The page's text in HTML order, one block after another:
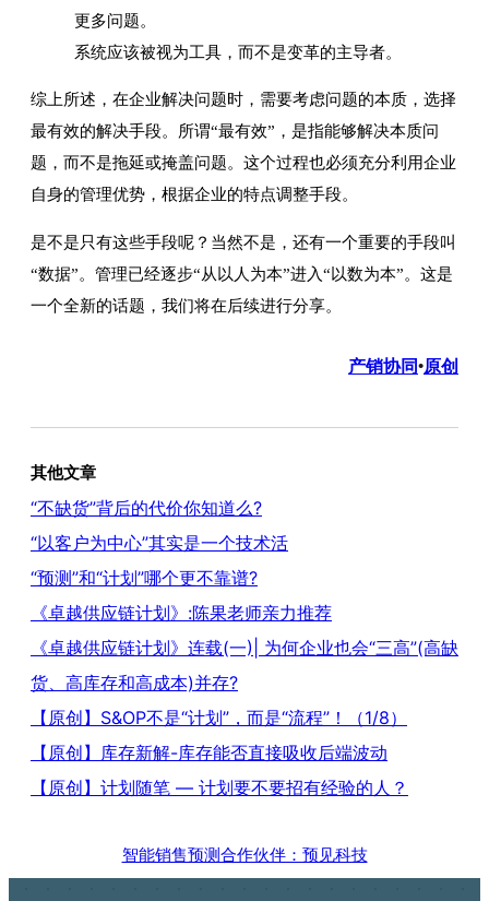
更多问题。
系统应该被视为工具，而不是变革的主导者。
综上所述，在企业解决问题时，需要考虑问题的本质，选择
最有效的解决手段。所谓“最有效”，是指能够解决本质问
题，而不是拖延或掩盖问题。这个过程也必须充分利用企业
自身的管理优势，根据企业的特点调整手段。
是不是只有这些手段呢？当然不是，还有一个重要的手段叫
“数据”。管理已经逐步“从以人为本”进入“以数为本”。这是
一个全新的话题，我们将在后续进行分享。
产销协同•原创
其他文章
“不缺货”背后的代价你知道么?
“以客户为中心”其实是一个技术活
“预测”和“计划”哪个更不靠谱?
《卓越供应链计划》:陈果老师亲力推荐
《卓越供应链计划》连载(一)| 为何企业也会“三高”(高缺
货、高库存和高成本)并存?
【原创】S&OP不是“计划”，而是“流程”！（1/8）
【原创】库存新解-库存能否直接吸收后端波动
【原创】计划随笔 — 计划要不要招有经验的人？
智能销售预测合作伙伴：预见科技